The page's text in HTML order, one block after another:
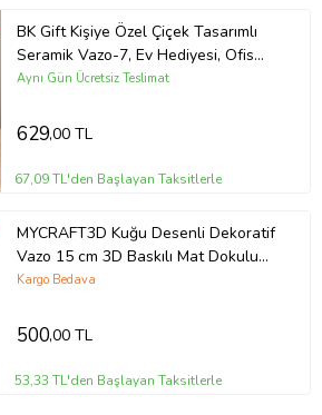
BK Gift Kişiye Özel Çiçek Tasarımlı
Seramik Vazo-7, Ev Hediyesi, Ofis
Hediyesi
Aynı Gün Ücretsiz Teslimat
629,00 TL
67,09 TL'den Başlayan Taksitlerle
MYCRAFT3D Kuğu Desenli Dekoratif
Vazo 15 cm 3D Baskılı Mat Dokulu
Şık Masa ve Raf Dekoru
Kargo Bedava
500,00 TL
53,33 TL'den Başlayan Taksitlerle